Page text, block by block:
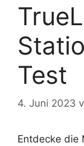
Test
4. Juni 2023
Entdecke die